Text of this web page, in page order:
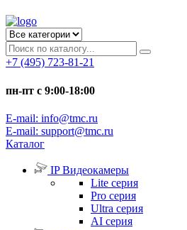
+7 (495) 723-81-21
пн-пт с 9:00-18:00
E-mail: info@tmc.ru
E-mail: support@tmc.ru
Каталог
IP Видеокамеры
Lite серия
Pro серия
Ultra серия
AI серия